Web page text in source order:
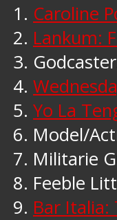
Caroline
Lankum:
Yo La
Model/
Militarie
Feeble
Bar Italia: